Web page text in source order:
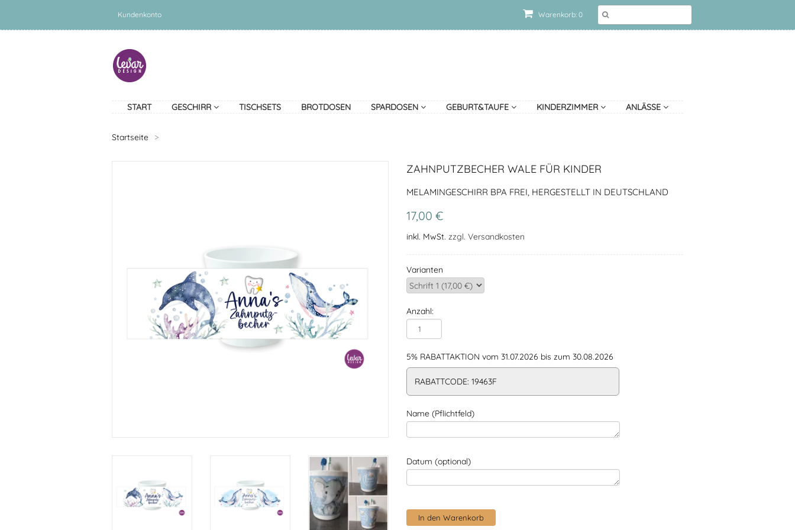
Warenkorb: 0
Kundenkonto
START GESCHIRR TISCHSETS BROTDOSEN SPARDOSEN GEBURT&TAUFE KINDERZIMMER ANLÄSSE
Startseite >
ZAHNPUTZBECHER WALE FÜR KINDER
MELAMINGESCHIRR BPA FREI, HERGESTELLT IN DEUTSCHLAND
17,00 €
inkl. MwSt. zzgl. Versandkosten
Varianten
Anzahl:
5% RABATTAKTION vom 31.07.2026 bis zum 30.08.2026
RABATTCODE: 19463F
Name (Pflichtfeld)
Datum (optional)